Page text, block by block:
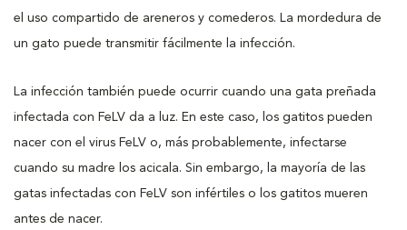
el uso compartido de areneros y comederos. La mordedura de
un gato puede transmitir fácilmente la infección.
La infección también puede ocurrir cuando una gata preñada
infectada con FeLV da a luz. En este caso, los gatitos pueden
nacer con el virus FeLV o, más probablemente, infectarse
cuando su madre los acicala. Sin embargo, la mayoría de las
gatas infectadas con FeLV son infértiles o los gatitos mueren
antes de nacer.